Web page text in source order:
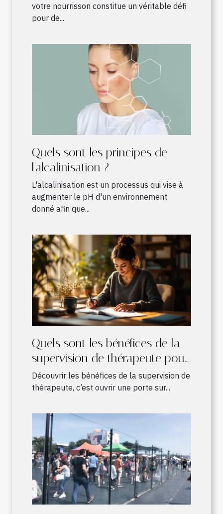
votre nourrisson constitue un véritable défi
pour de...
Quels sont les principes de
l'alcalinisation ?
L'alcalinisation est un processus qui vise à
augmenter le pH d'un environnement
donné afin que...
Quels sont les bénéfices de la
supervision de thérapeute pour
les pratiques en développement
?
Découvrir les bénéfices de la supervision de
thérapeute, c’est ouvrir une porte sur...